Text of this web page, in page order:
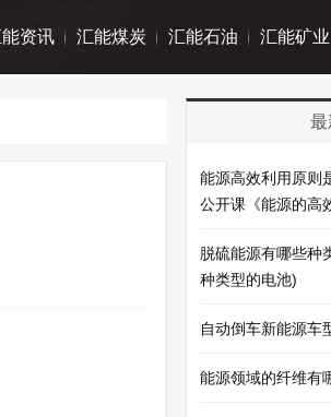
资讯 汇能煤炭 汇能石油 汇能矿业
最
能源高效利用原则
公开课《能源的高
脱硫能源有哪些种
种类型的电池)
自动倒车新能源车
能源领域的纤维有